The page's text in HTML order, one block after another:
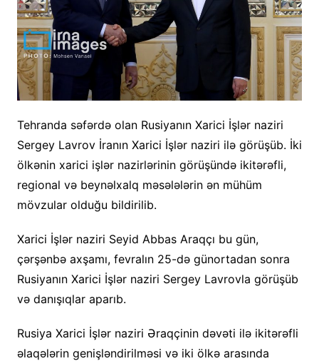
Tehranda səfərdə olan Rusiyanın Xarici İşlər naziri
Sergey Lavrov İranın Xarici İşlər naziri ilə görüşüb. İki
ölkənin xarici işlər nazirlərinin görüşündə ikitərəfli,
regional və beynəlxalq məsələlərin ən mühüm
mövzular olduğu bildirilib.
Xarici İşlər naziri Seyid Abbas Araqçı bu gün,
çərşənbə axşamı, fevralın 25-də günortadan sonra
Rusiyanın Xarici İşlər naziri Sergey Lavrovla görüşüb
və danışıqlar aparıb.
Rusiya Xarici İşlər naziri Əraqçinin dəvəti ilə ikitərəfli
əlaqələrin genişləndirilməsi və iki ölkə arasında